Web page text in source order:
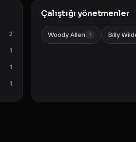
2
1
1
1
Çalıştığı yönetmenler
Woody Allen 1 Billy